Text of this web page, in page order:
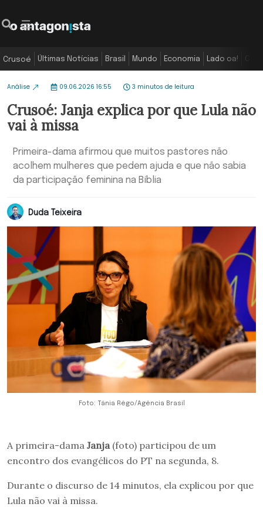
Crusoé Últimas Notícias Brasil Mundo Economia Lado oa!
Análise 09.06.2026 16:55 3 minutos de leitura
Crusoé: Janja explica por que Lula não
vai à missa
Primeira-dama afirmou que muitos pastores não
acolhem mulheres que pedem ajuda e que não sabia
da participação feminina na Bíblia
Duda Teixeira
Foto: Tânia Rêgo/Agência Brasil
A primeira-dama Janja (foto) participou de um
encontro dos evangélicos do PT na segunda, 8.
Durante o discurso de 14 minutos, ela explicou por que
Lula não vai à missa.